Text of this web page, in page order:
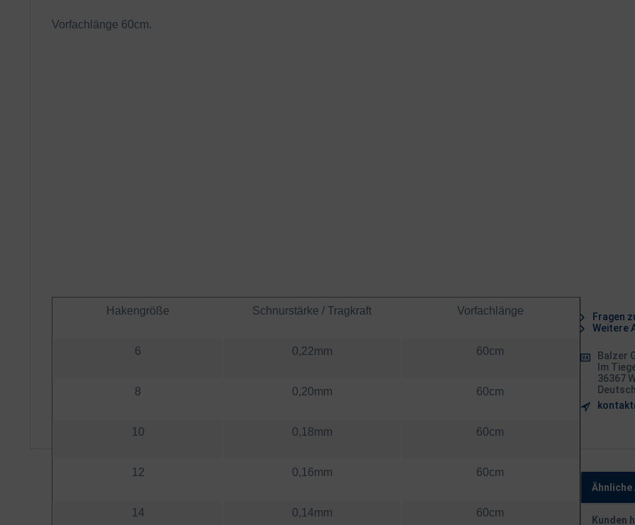
Vorfachlänge 60cm.
Hakengröße Schnurstärke / Tragkraft Vorfachlänge
6 0,22mm 60cm
8 0,20mm 60cm
10 0,18mm 60cm
12 0,16mm 60cm
14 0,14mm 60cm
Fragen
Weitere
Balzer
Im
36367
Ähnliche
Kunden